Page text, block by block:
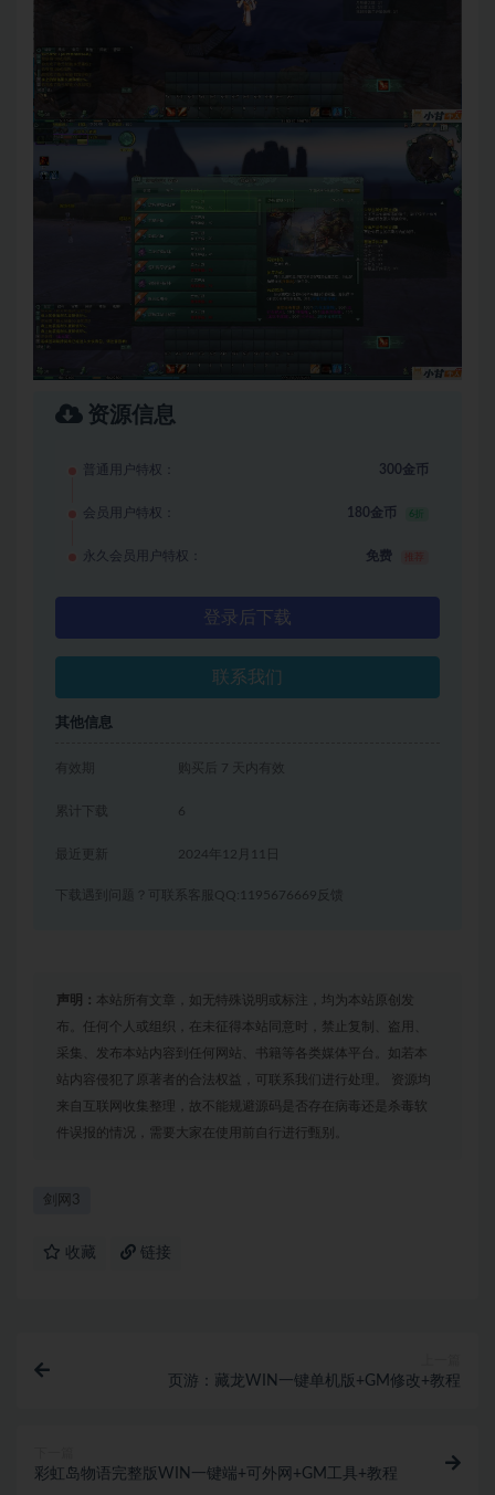
资源信息
普通用户特权： 300金币
会员用户特权： 180金币 6折
永久会员用户特权： 免费
登录后下载
联系我们
其他信息
有效期 购买后 7 天内有效
累计下载 6
2024年12月11日
下载遇到问题？可联系客服QQ:1195676669反馈
声明： 本站所有文章，如无特殊说明或标注，均为本站原创发
布。任何个人或组织，在未征得本站同意时，禁止复制、盗用、
采集、发布本站内容到任何网站、书籍等各类媒体平台。如若本
站内容侵犯了原著者的合法权益，可联系我们进行处理。 资源均
来自互联网收集整理，故不能规避源码是否存在病毒还是杀毒软
件误报的情况，需要大家在使用前自行进行甄别。
剑网3
收藏 链接
页游：藏龙WIN一键单机版+GM修改+教程
彩虹岛物语完整版WIN一键端+可外网+GM工具+教程